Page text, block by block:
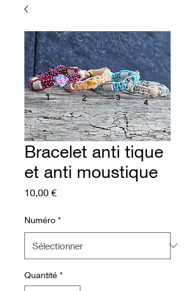
Bracelet anti tique
et anti moustique
10,00 €Prix
Numéro *
Quantité *